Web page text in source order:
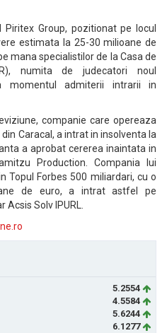
Group, pozitionat pe locul
estimata la 25-30 milioane de
mana specialistilor de la Casa de
numita de judecatori noul
momentul admiterii intrarii in
companie care opereaza
Caracal, a intrat in insolventa la
a aprobat cererea inaintata in
Production. Compania lui
Topul Forbes 500 miliardari, cu o
de euro, a intrat astfel pe
Solv IPURL.
5.2554
4.5584
5.6244
6.1277